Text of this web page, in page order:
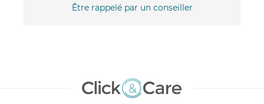
Être rappelé par un conseiller